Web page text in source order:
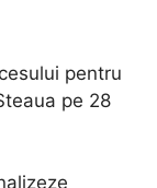
pentru
pe 28